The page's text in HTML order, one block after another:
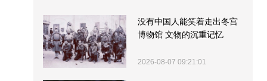
没有中国人能笑着走出冬宫
博物馆 文物的沉重记忆
2026-08-07 09:21:01